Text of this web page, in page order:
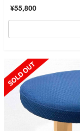
¥55,800